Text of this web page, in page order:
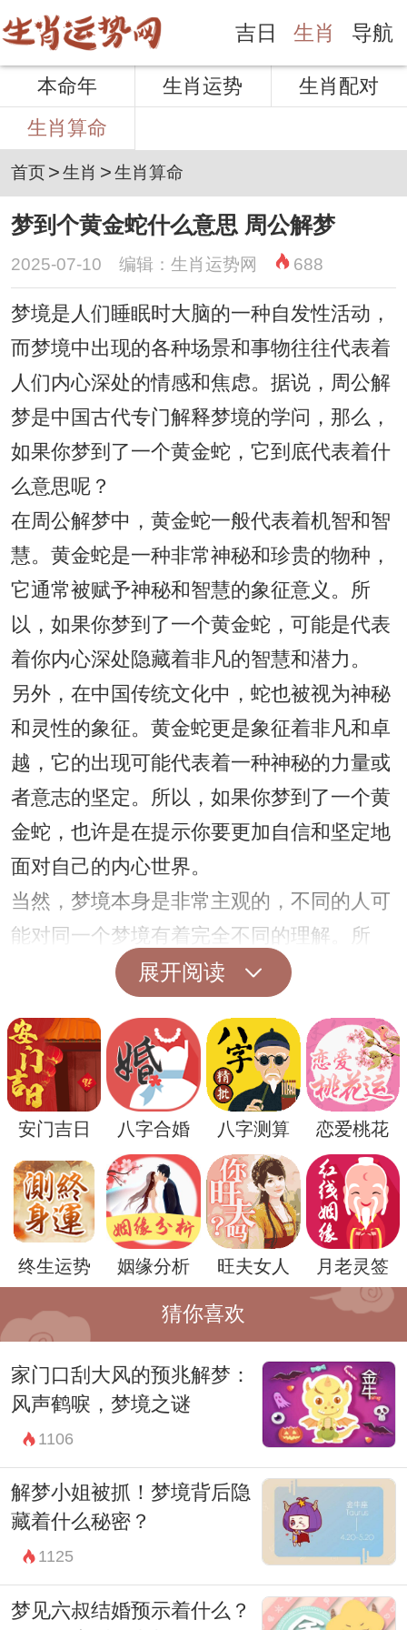
吉日 生肖 导航
本命年 生肖运势
生肖配对
生肖算命
首页>生肖 >生肖算命
梦到个黄金蛇什么意思 周公解梦
2025-07-10 编辑：生肖运势网 688
梦境是人们睡眠时大脑的一种自发性活动，
而梦境中出现的各种场景和事物往往代表着
人们内心深处的情感和焦虑。据说，周公解
梦是中国古代专门解释梦境的学问，那么，
如果你梦到了一个黄金蛇，它到底代表着什
么意思呢？
在周公解梦中，黄金蛇一般代表着机智和智
慧。黄金蛇是一种非常神秘和珍贵的物种，
它通常被赋予神秘和智慧的象征意义。所
以，如果你梦到了一个黄金蛇，可能是代表
着你内心深处隐藏着非凡的智慧和潜力。
另外，在中国传统文化中，蛇也被视为神秘
和灵性的象征。黄金蛇更是象征着非凡和卓
越，它的出现可能代表着一种神秘的力量或
者意志的坚定。所以，如果你梦到了一个黄
金蛇，也许是在提示你要更加自信和坚定地
面对自己的内心世界。
当然，梦境本身是非常主观的，不同的人可
能对同一个梦境有着完全不同的理解。所
以，在解梦时，我们不仅要参考古代的文化
况来进行分析，才能更好地理解梦境的含
义。
总的来说，梦到一个黄金蛇可能代表着机
智、智慧、神秘和坚定的意义。但具体含义
还需根据个人情况和周围环境来进行理解。
如果你有类似的梦境，不妨试着通过自己的
思考和感悟，去发现其中的深层含义，或者
咨询心理学专家来获取更深层次的解释。
无论如何，梦境都是一种非常美妙和神秘的
存在，它可以帮助人们更好地理解自己的内
展开阅读
安门吉日 八字合婚 八字测算 恋爱桃花
终生运势 姻缘分析 旺夫女人 月老灵签
猜你喜欢
家门口刮大风的预兆解梦：
风声鹤唳，梦境之谜
1106
解梦小姐被抓！梦境背后隐
藏着什么秘密？
1125
梦见六叔结婚预示着什么？